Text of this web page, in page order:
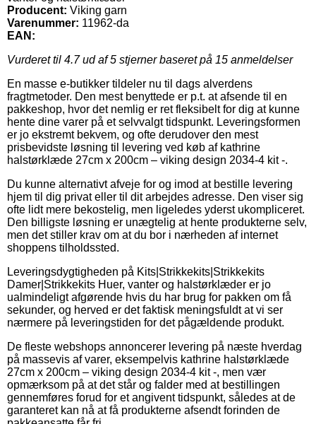
Producent: Viking garn
Varenummer: 11962-da
EAN:
Vurderet til 4.7ud af 5 stjerner baseret på 15 anmeldelser
En masse e-butikker tildeler nu til dags alverdens
fragtmetoder. Den mest benyttede er p.t. at afsende til en
pakkeshop, hvor det nemlig er ret fleksibelt for dig at kunne
hente dine varer på et selvvalgt tidspunkt. Leveringsformen
er jo ekstremt bekvem, og ofte derudover den mest
prisbevidste løsning til levering ved køb af kathrine
halstørklæde 27cm x 200cm – viking design 2034-4 kit -.
Du kunne alternativt afveje for og imod at bestille levering
hjem til dig privat eller til dit arbejdes adresse. Den viser sig
ofte lidt mere bekostelig, men ligeledes yderst ukompliceret.
Den billigste løsning er unægtelig at hente produkterne selv,
men det stiller krav om at du bor i nærheden af internet
shoppens tilholdssted.
Leveringsdygtigheden på Kits|Strikkekits|Strikkekits
Damer|Strikkekits Huer, vanter og halstørklæder er jo
ualmindeligt afgørende hvis du har brug for pakken om få
sekunder, og herved er det faktisk meningsfuldt at vi ser
nærmere på leveringstiden for det pågældende produkt.
De fleste webshops annoncerer levering på næste hverdag
på massevis af varer, eksempelvis kathrine halstørklæde
27cm x 200cm – viking design 2034-4 kit -, men vær
opmærksom på at det står og falder med at bestillingen
gennemføres forud for et angivent tidspunkt, således at de
garanteret kan nå at få produkterne afsendt forinden de